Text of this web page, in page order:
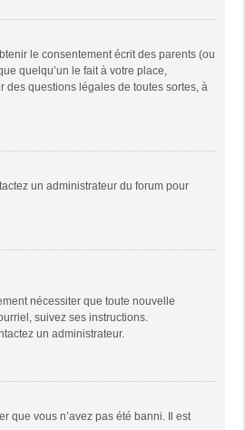
le consentement écrit des parents (ou
quelqu’un le fait à votre place,
des questions légales de toutes sortes, à
un administrateur du forum pour
nécessiter que toute nouvelle
suivez ses instructions.
un administrateur.
que vous n’avez pas été banni. Il est